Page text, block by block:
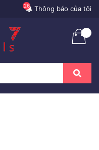
Thông báo của tôi
26